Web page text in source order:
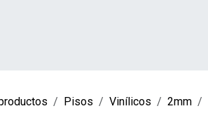
Pisos Vinílicos 2mm